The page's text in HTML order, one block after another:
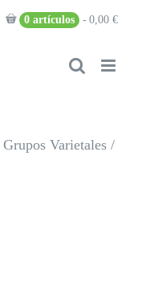
0 artículos 0,00 €
Grupos Varietales /